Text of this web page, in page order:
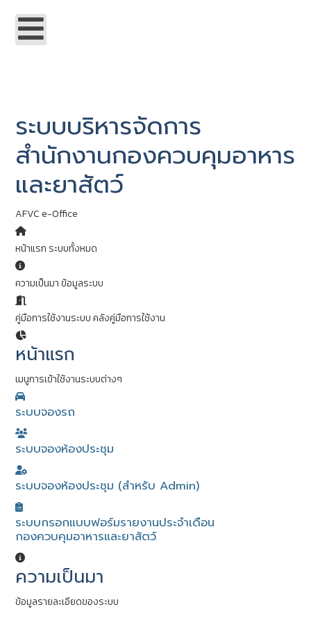
ระบบบริหารจัดการ
สำนักงานกองควบคุมอาหาร
และยาสัตว์
AFVC e-Office
หน้าแรก ระบบทั้งหมด
ความเป็นมา ข้อมูลระบบ
คู่มือการใช้งานระบบ คลังคู่มือการใช้งาน
หน้าแรก
เมนูการเข้าใช้งานระบบต่างๆ
ระบบจองรถ
ระบบจองห้องประชุม
ระบบจองห้องประชุม (สำหรับ Admin)
ระบบกรอกแบบฟอร์มรายงานประจำเดือน
กองควบคุมอาหารและยาสัตว์
ความเป็นมา
ข้อมูลรายละเอียดของระบบ